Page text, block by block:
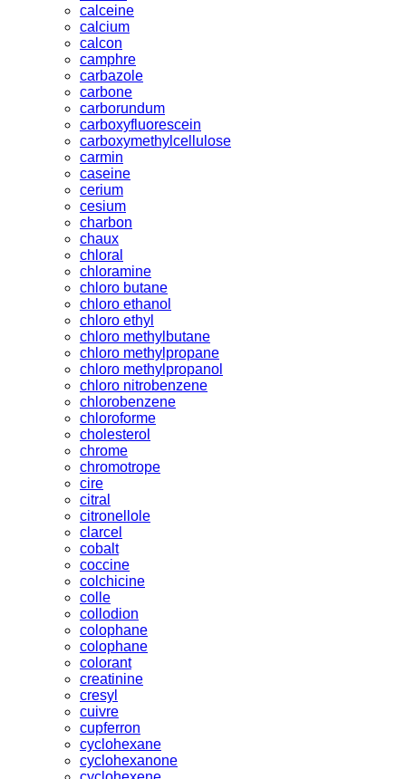
calceine
calcium
calcon
camphre
carbazole
carbone
carborundum
carboxyfluorescein
carboxymethylcellulose
carmin
caseine
cerium
cesium
charbon
chaux
chloral
chloramine
chloro butane
chloro ethanol
chloro ethyl
chloro methylbutane
chloro methylpropane
chloro methylpropanol
chloro nitrobenzene
chlorobenzene
chloroforme
cholesterol
chrome
chromotrope
cire
citral
citronellole
clarcel
cobalt
coccine
colchicine
colle
collodion
colophane
colophane
colorant
creatinine
cresyl
cuivre
cupferron
cyclohexane
cyclohexanone